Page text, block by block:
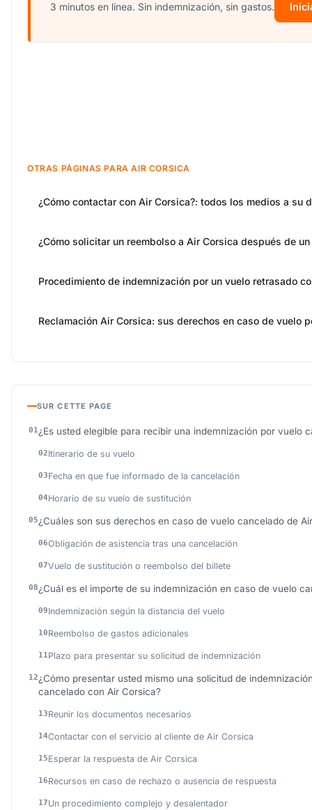
3 minutos en línea. Sin indemnización, sin gastos.
OTRAS PÁGINAS PARA AIR CORSICA
¿Cómo contactar con Air Corsica?: todos los medios a su
¿Cómo solicitar un reembolso a Air Corsica después de
Procedimiento de indemnización por un vuelo retrasado
Reclamación Air Corsica: sus derechos en caso de vuelo
SUR CETTE PAGE
¿Es usted elegible para recibir una indemnización por vuelo
Itinerario de su vuelo
Fecha en que fue informado de la cancelación
Horario de su vuelo de sustitución
¿Cuáles son sus derechos en caso de vuelo cancelado de
Obligación de asistencia tras una cancelación
Vuelo de sustitución o reembolso del billete
¿Cuál es el importe de su indemnización en caso de vuelo
Indemnización según la distancia del vuelo
Reembolso de gastos adicionales
Plazo para presentar su solicitud de indemnización
¿Cómo presentar usted mismo una solicitud de
cancelado con Air Corsica?
Reunir los documentos necesarios
Contactar con el servicio al cliente de Air Corsica
Esperar la respuesta de Air Corsica
Recursos en caso de rechazo o ausencia de respuesta
Un procedimiento complejo y desalentador